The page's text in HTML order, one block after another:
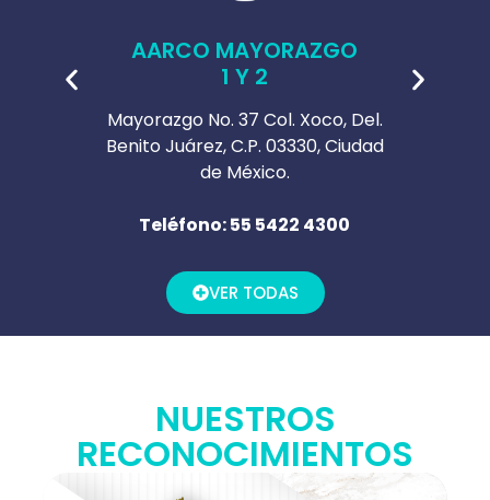
AARCO MAYORAZGO
1 Y 2
Mayorazgo No. 37 Col. Xoco, Del.
Benito Juárez, C.P. 03330, Ciudad
de México.
Teléfono: 55 5422 4300
VER TODAS
NUESTROS
RECONOCIMIENTOS